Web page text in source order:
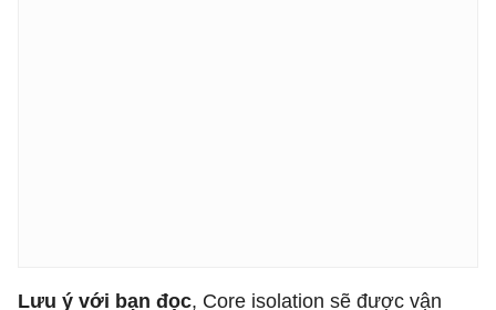
Lưu ý với bạn đọc, Core isolation sẽ được vận